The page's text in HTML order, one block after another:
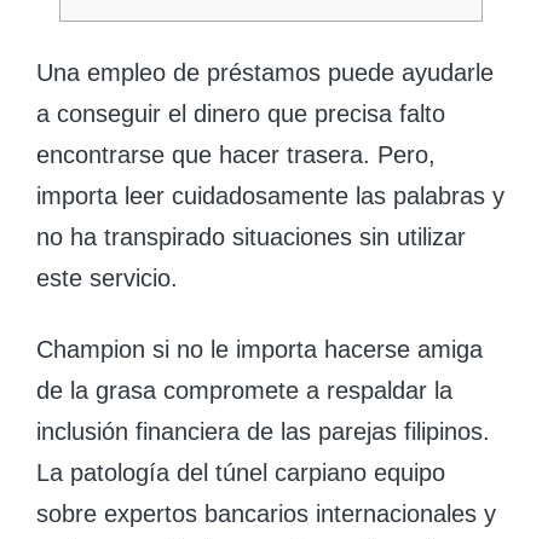
Una empleo de préstamos puede ayudarle
a conseguir el dinero que precisa falto
encontrarse que hacer trasera. Pero,
importa leer cuidadosamente las palabras y
no ha transpirado situaciones sin utilizar
este servicio.
Champion si no le importa hacerse amiga
de la grasa compromete a respaldar la
inclusión financiera de las parejas filipinos.
La patologí­a del túnel carpiano equipo
sobre expertos bancarios internacionales y